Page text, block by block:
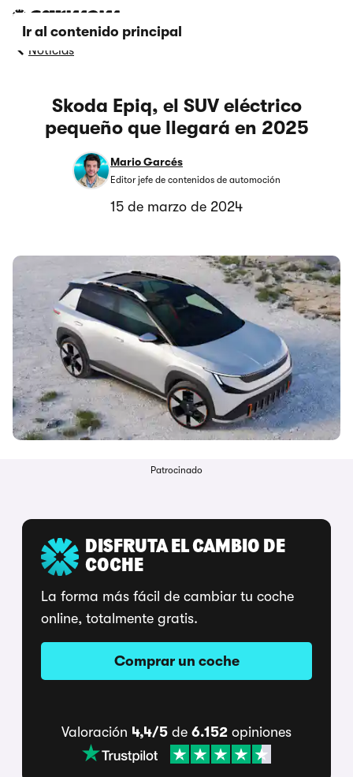
Ir al contenido principal
Noticias
Skoda Epiq, el SUV eléctrico
pequeño que llegará en 2025
Mario Garcés
Editor jefe de contenidos de automoción
15 de marzo de 2024
Patrocinado
DISFRUTA EL CAMBIO DE
COCHE
La forma más fácil de cambiar tu coche
online, totalmente gratis.
Comprar un coche
Valoración 4,4/5 de 6.152 opiniones